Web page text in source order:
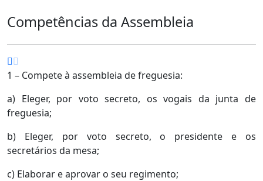
Competências da Assembleia
1 – Compete à assembleia de freguesia:
a) Eleger, por voto secreto, os vogais da junta de
freguesia;
b) Eleger, por voto secreto, o presidente e os
secretários da mesa;
c) Elaborar e aprovar o seu regimento;